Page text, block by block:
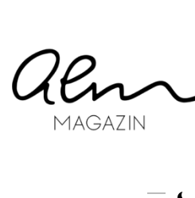
content
Primary